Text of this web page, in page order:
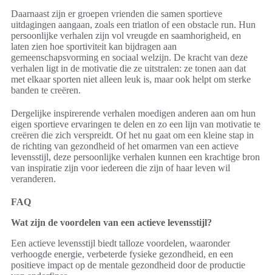
Daarnaast zijn er groepen vrienden die samen sportieve
uitdagingen aangaan, zoals een triatlon of een obstacle run. Hun
persoonlijke verhalen zijn vol vreugde en saamhorigheid, en
laten zien hoe sportiviteit kan bijdragen aan
gemeenschapsvorming en sociaal welzijn. De kracht van deze
verhalen ligt in de motivatie die ze uitstralen: ze tonen aan dat
met elkaar sporten niet alleen leuk is, maar ook helpt om sterke
banden te creëren.
Dergelijke inspirerende verhalen moedigen anderen aan om hun
eigen sportieve ervaringen te delen en zo een lijn van motivatie te
creëren die zich verspreidt. Of het nu gaat om een kleine stap in
de richting van gezondheid of het omarmen van een actieve
levensstijl, deze persoonlijke verhalen kunnen een krachtige bron
van inspiratie zijn voor iedereen die zijn of haar leven wil
veranderen.
FAQ
Wat zijn de voordelen van een actieve levensstijl?
Een actieve levensstijl biedt talloze voordelen, waaronder
verhoogde energie, verbeterde fysieke gezondheid, en een
positieve impact op de mentale gezondheid door de productie